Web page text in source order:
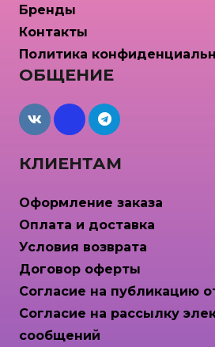
КЛИЕНТАМ
Оформление заказа
Оплата и доставка
Условия возврата
Договор оферты
Согласие на публикацию
Согласие на рассылку
сообщений
ОБЩЕНИЕ
maxcdn
Бренды
Контакты
Политика